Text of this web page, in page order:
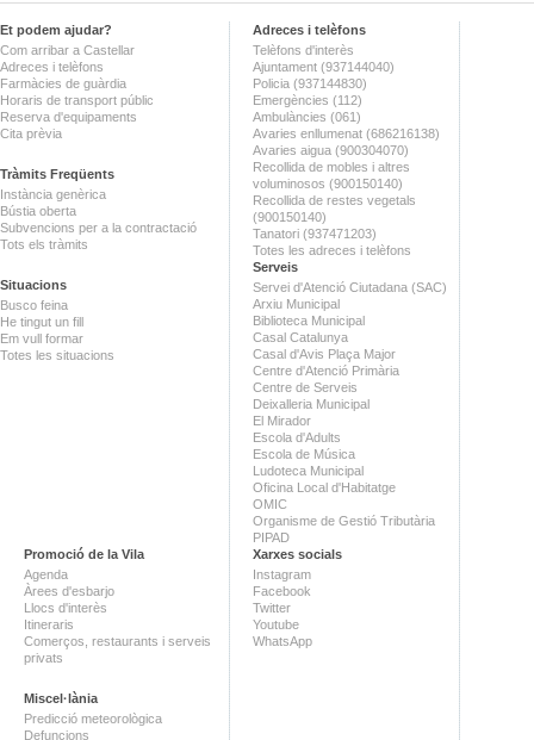
Et podem ajudar?
Com arribar a Castellar
Adreces i telèfons
Farmàcies de guàrdia
Horaris de transport públic
Reserva d'equipaments
Cita prèvia
Tràmits Freqüents
Instància genèrica
Bústia oberta
Subvencions per a la contractació
Tots els tràmits
Situacions
Busco feina
He tingut un fill
Em vull formar
Totes les situacions
Adreces i telèfons
Telèfons d'interès
Ajuntament (937144040)
Policia (937144830)
Emergències (112)
Ambulàncies (061)
Avaries enllumenat (686216138)
Avaries aigua (900304070)
Recollida de mobles i altres
voluminosos (900150140)
Recollida de restes vegetals
(900150140)
Tanatori (937471203)
Totes les adreces i telèfons
Serveis
Servei d'Atenció Ciutadana (SAC)
Arxiu Municipal
Biblioteca Municipal
Casal Catalunya
Casal d'Avis Plaça Major
Centre d'Atenció Primària
Centre de Serveis
Deixalleria Municipal
El Mirador
Escola d'Adults
Escola de Música
Ludoteca Municipal
Oficina Local d'Habitatge
OMIC
Organisme de Gestió Tributària
PIPAD
Promoció de la Vila
Agenda
Àrees d'esbarjo
Llocs d'interès
Itineraris
Comerços, restaurants i serveis
privats
Miscel·lània
Predicció meteorològica
Defuncions
Xarxes socials
Instagram
Facebook
Twitter
Youtube
WhatsApp